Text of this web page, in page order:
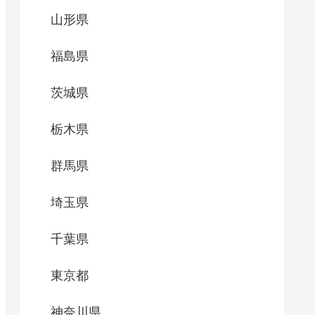
山形県
福島県
茨城県
栃木県
群馬県
埼玉県
千葉県
東京都
神奈川県